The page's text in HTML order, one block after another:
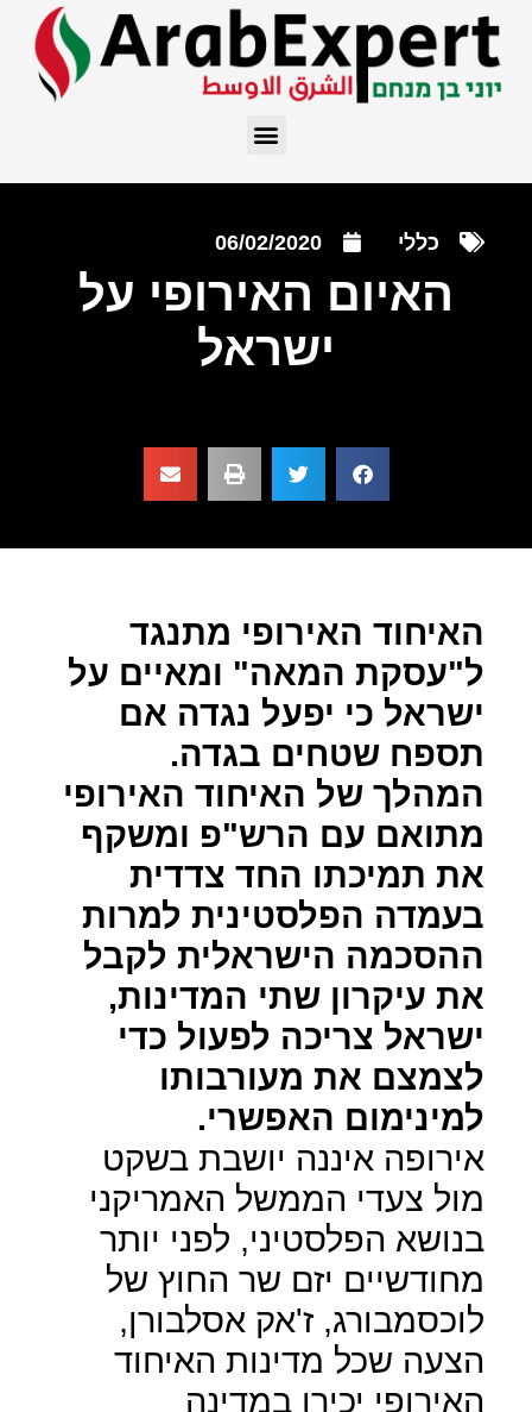
כללי 06/02/2020
האיום האירופי על
ישראל
האיחוד האירופי מתנגד
ל"עסקת המאה" ומאיים על
ישראל כי יפעל נגדה אם
תספח שטחים בגדה.
המהלך של האיחוד האירופי
מתואם עם הרש"פ ומשקף
את תמיכתו החד צדדית
בעמדה הפלסטינית למרות
ההסכמה הישראלית לקבל
את עיקרון שתי המדינות,
ישראל צריכה לפעול כדי
לצמצם את מעורבותו
למינימום האפשרי.
אירופה איננה יושבת בשקט
מול צעדי הממשל האמריקני
בנושא הפלסטיני, לפני יותר
מחודשיים יזם שר החוץ של
לוכסמבורג, ז'אק אסלבורן,
הצעה שכל מדינות האיחוד
האירופי יכירו במדינה